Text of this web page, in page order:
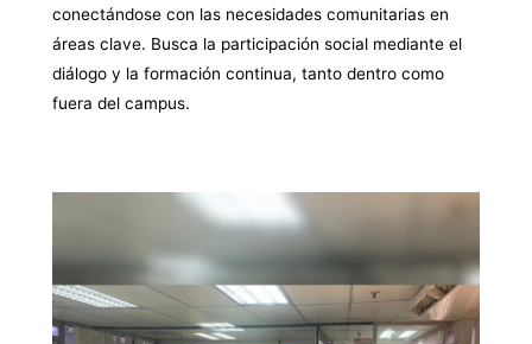
conectándose con las necesidades comunitarias en
áreas clave. Busca la participación social mediante el
diálogo y la formación continua, tanto dentro como
fuera del campus.